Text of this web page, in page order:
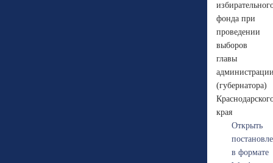
фонда при
проведении
выборов
главы
(губернатора)
края
Открыть
в формате